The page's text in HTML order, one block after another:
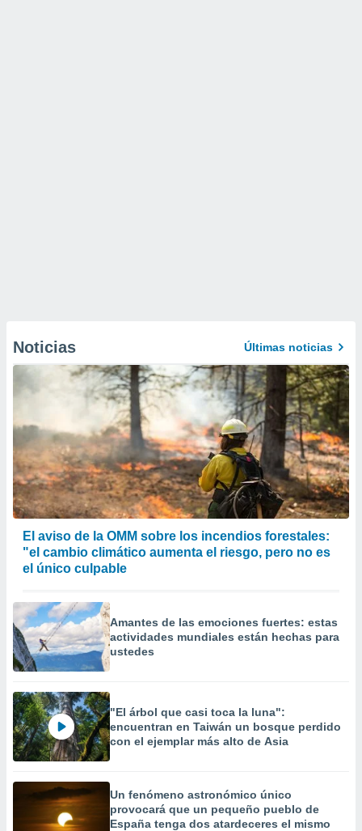
Noticias Últimas noticias
El aviso de la OMM sobre los incendios forestales:
"el cambio climático aumenta el riesgo, pero no es
el único culpable
Amantes de las emociones fuertes: estas
actividades mundiales están hechas para
ustedes
"El árbol que casi toca la luna":
encuentran en Taiwán un bosque perdido
con el ejemplar más alto de Asia
Un fenómeno astronómico único
provocará que un pequeño pueblo de
España tenga dos atardeceres el mismo